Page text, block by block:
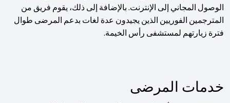
الوصول المجاني إلى الإنترنت. بالإضافة إلى ذلك، يقوم فريق من
المترجمين الفوريين الذين يجيدون عدة لغات بدعم المرضى طوال
فترة زيارتهم لمستشفى رأس الخيمة.
خدمات المرضى